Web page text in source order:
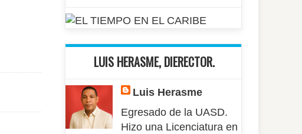
LUIS HERASME, DIERECTOR.
Luis Herasme
Egresado de la UASD.
Hizo una Licenciatura en